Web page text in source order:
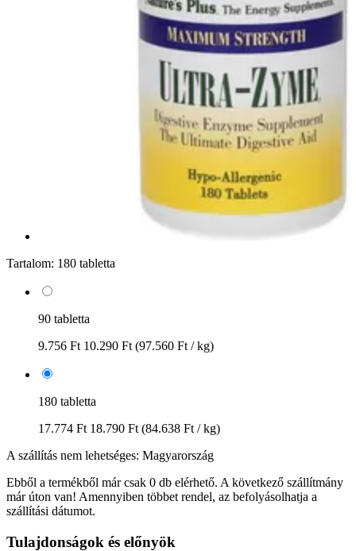
Tartalom: 180 tabletta
90 tabletta
9.756 Ft 10.290 Ft (97.560 Ft / kg)
180 tabletta
17.774 Ft 18.790 Ft (84.638 Ft / kg)
A szállítás nem lehetséges: Magyarország
Ebből a termékből már csak 0 db elérhető. A következő szállítmány
már úton van! Amennyiben többet rendel, az befolyásolhatja a
szállítási dátumot.
Tulajdonságok és előnyök